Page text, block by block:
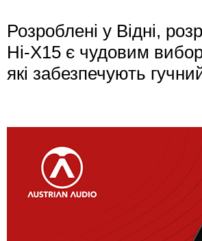
Розроблені у Відні,
Hi-X15 є чудовим
які забезпечують